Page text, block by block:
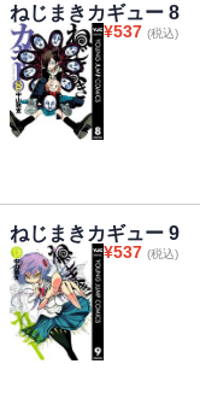
ねじまきカギュー 8
¥537 (税込)
ねじまきカギュー 9
¥537 (税込)